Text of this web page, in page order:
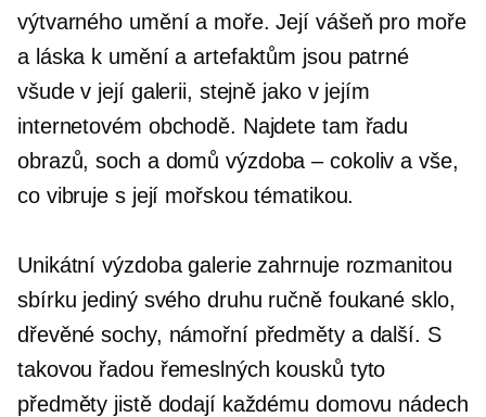
výtvarného umění a moře. Její vášeň pro moře
a láska k umění a artefaktům jsou patrné
všude v její galerii, stejně jako v jejím
internetovém obchodě. Najdete tam řadu
obrazů, soch a domů výzdoba – cokoliv a vše,
co vibruje s její mořskou tématikou.
Unikátní výzdoba galerie zahrnuje rozmanitou
sbírku jediný svého druhu ručně foukané sklo,
dřevěné sochy, námořní předměty a další. S
takovou řadou řemeslných kousků tyto
předměty jistě dodají každému domovu nádech